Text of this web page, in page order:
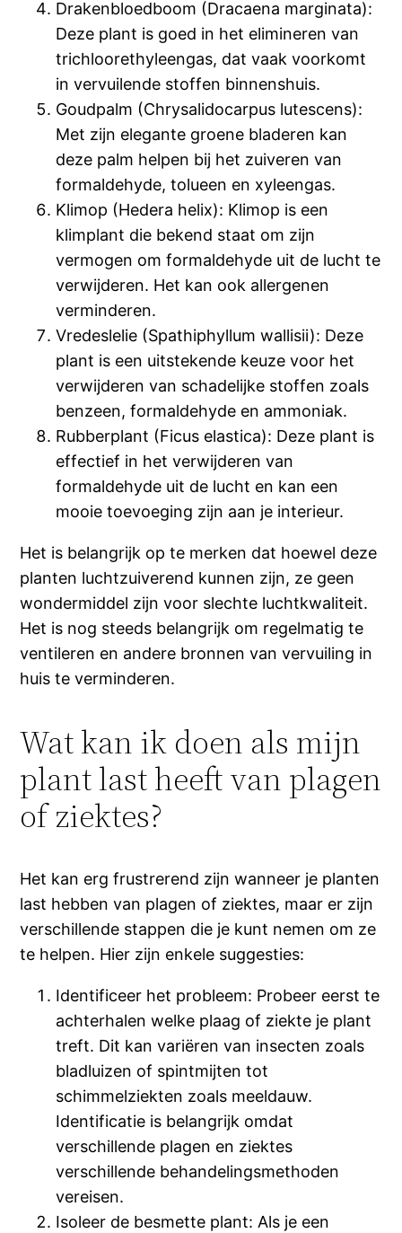
Drakenbloedboom (Dracaena marginata):
Deze plant is goed in het elimineren van
trichloorethyleengas, dat vaak voorkomt
in vervuilende stoffen binnenshuis.
Goudpalm (Chrysalidocarpus lutescens):
Met zijn elegante groene bladeren kan
deze palm helpen bij het zuiveren van
formaldehyde, tolueen en xyleengas.
Klimop (Hedera helix): Klimop is een
klimplant die bekend staat om zijn
vermogen om formaldehyde uit de lucht te
verwijderen. Het kan ook allergenen
verminderen.
Vredeslelie (Spathiphyllum wallisii): Deze
plant is een uitstekende keuze voor het
verwijderen van schadelijke stoffen zoals
benzeen, formaldehyde en ammoniak.
Rubberplant (Ficus elastica): Deze plant is
effectief in het verwijderen van
formaldehyde uit de lucht en kan een
mooie toevoeging zijn aan je interieur.
Het is belangrijk op te merken dat hoewel deze
planten luchtzuiverend kunnen zijn, ze geen
wondermiddel zijn voor slechte luchtkwaliteit.
Het is nog steeds belangrijk om regelmatig te
ventileren en andere bronnen van vervuiling in
huis te verminderen.
Wat kan ik doen als mijn
plant last heeft van plagen
of ziektes?
Het kan erg frustrerend zijn wanneer je planten
last hebben van plagen of ziektes, maar er zijn
verschillende stappen die je kunt nemen om ze
te helpen. Hier zijn enkele suggesties:
Identificeer het probleem: Probeer eerst te
achterhalen welke plaag of ziekte je plant
treft. Dit kan variëren van insecten zoals
bladluizen of spintmijten tot
schimmelziekten zoals meeldauw.
Identificatie is belangrijk omdat
verschillende plagen en ziektes
verschillende behandelingsmethoden
vereisen.
Isoleer de besmette plant: Als je een